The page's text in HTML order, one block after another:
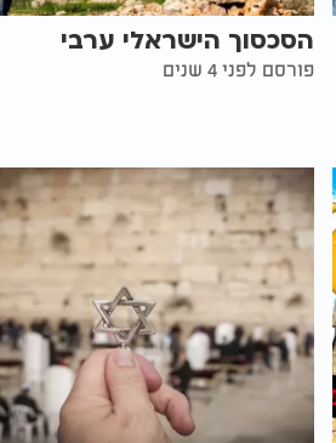
הסכסוך הישראלי ערבי
פורסם לפני 4 שנים